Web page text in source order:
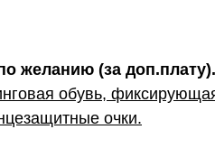
по желанию (за
обувь,
очки.